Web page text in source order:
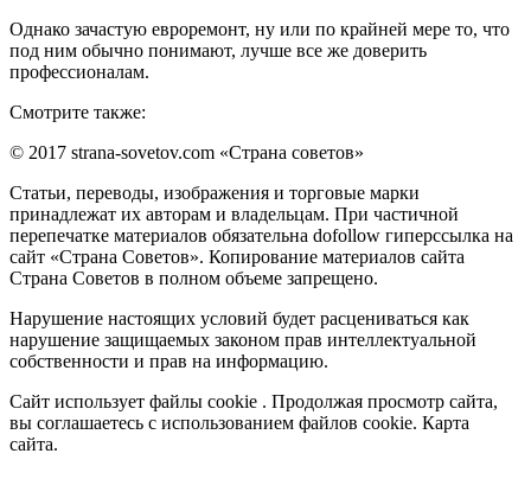
Однако зачастую евроремонт, ну или по крайней мере то, что
под ним обычно понимают, лучше все же доверить
профессионалам.
Смотрите также:
© 2017 strana-sovetov.com «Страна советов»
Статьи, переводы, изображения и торговые марки
принадлежат их авторам и владельцам. При частичной
перепечатке материалов обязательна dofollow гиперссылка на
сайт «Страна Советов». Копирование материалов сайта
Страна Советов в полном объеме запрещено.
Нарушение настоящих условий будет расцениваться как
нарушение защищаемых законом прав интеллектуальной
собственности и прав на информацию.
Сайт использует файлы cookie . Продолжая просмотр сайта,
вы соглашаетесь с использованием файлов cookie. Карта
сайта.